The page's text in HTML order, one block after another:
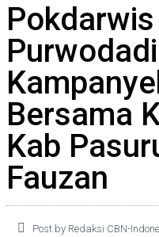
Purwodadi
Bersama
Kab
Fauzan
Post by Redaksi CBN-